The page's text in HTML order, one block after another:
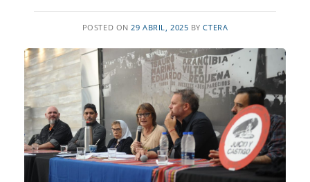
POSTED ON 29 ABRIL, 2025 BYCTERA